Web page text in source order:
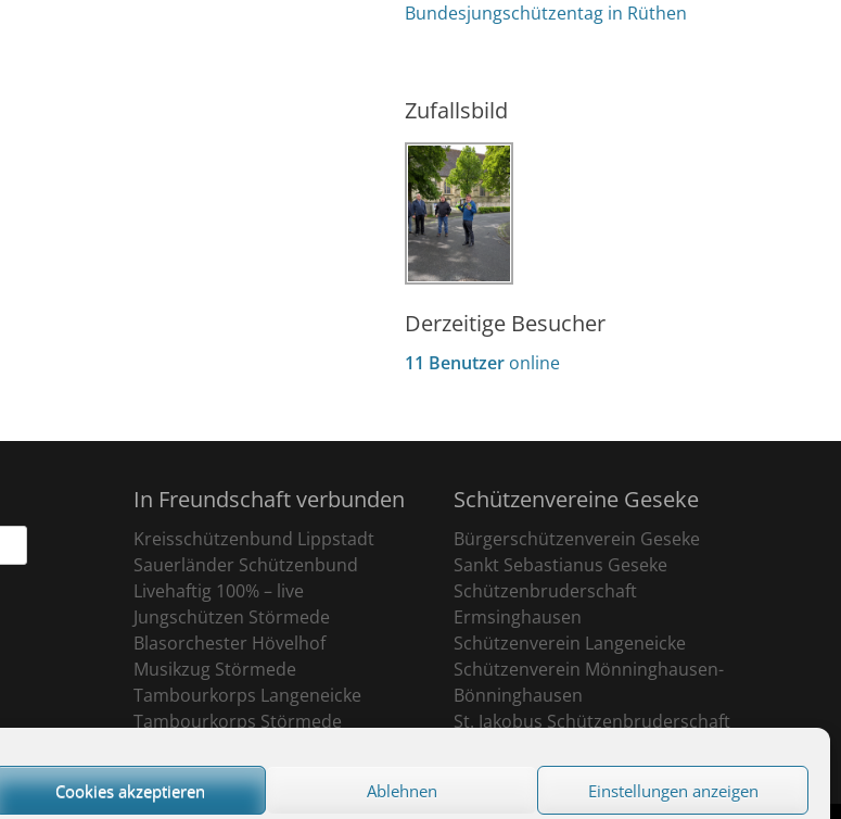
Cookies akzeptieren Ablehnen Einstellungen anzeigen
Bundesjungschützentag in Rüthen
Zufallsbild
Derzeitige Besucher
11 Benutzer online
In Freundschaft verbunden
Kreisschützenbund Lippstadt
Sauerländer Schützenbund
Livehaftig 100% – live
Jungschützen Störmede
Blasorchester Hövelhof
Musikzug Störmede
Tambourkorps Langeneicke
Tambourkorps Störmede
Schützenvereine Geseke
Bürgerschützenverein Geseke
Sankt Sebastianus Geseke
Schützenbruderschaft
Ermsinghausen
Schützenverein Langeneicke
Schützenverein Mönninghausen-
Bönninghausen
St. Jakobus Schützenbruderschaft